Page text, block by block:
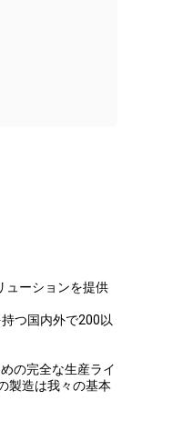
ューションを提供
つ国内外で200以
の完全な生産ライ
製造は我々の基本